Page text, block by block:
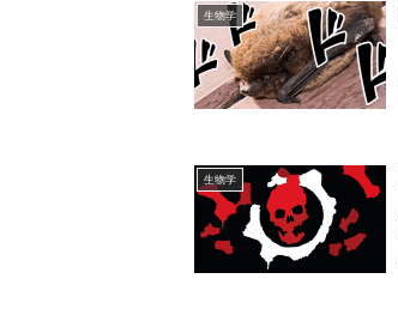
生物学
生物学